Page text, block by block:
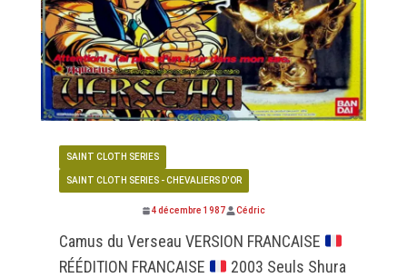
SAINT CLOTH SERIES
SAINT CLOTH SERIES - CHEVALIERS D'OR
4 décembre 1987 Cédric
Camus du Verseau VERSION FRANCAISE
RÉÉDITION FRANCAISE
2003 Seuls Shura